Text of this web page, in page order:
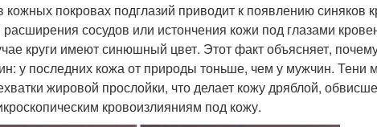
покровах подглазий приводит к появлению синяков
расширения сосудов или истончения кожи под глазами
круги имеют синюшный цвет. Этот факт объясняет,
у последних кожа от природы тоньше, чем у мужчин. Тени
жировой прослойки, что делает кожу дряблой,
кровоизлияниям под кожу.